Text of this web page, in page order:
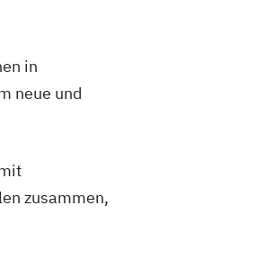
in
neue und
zusammen,